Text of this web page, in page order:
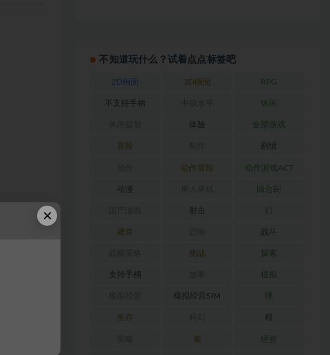
不知道玩什么？试着点点标签吧
2D画面 3D画面 RPG
不支持手柄 休闲
体验 全部游戏
冒险 剧情
动作冒险 动作游戏ACT
动漫 回合制
射击 幻
建造 战斗
挑战 探索
支持手柄 模拟
模拟经营SIM 球
生存 程
索 经营
×